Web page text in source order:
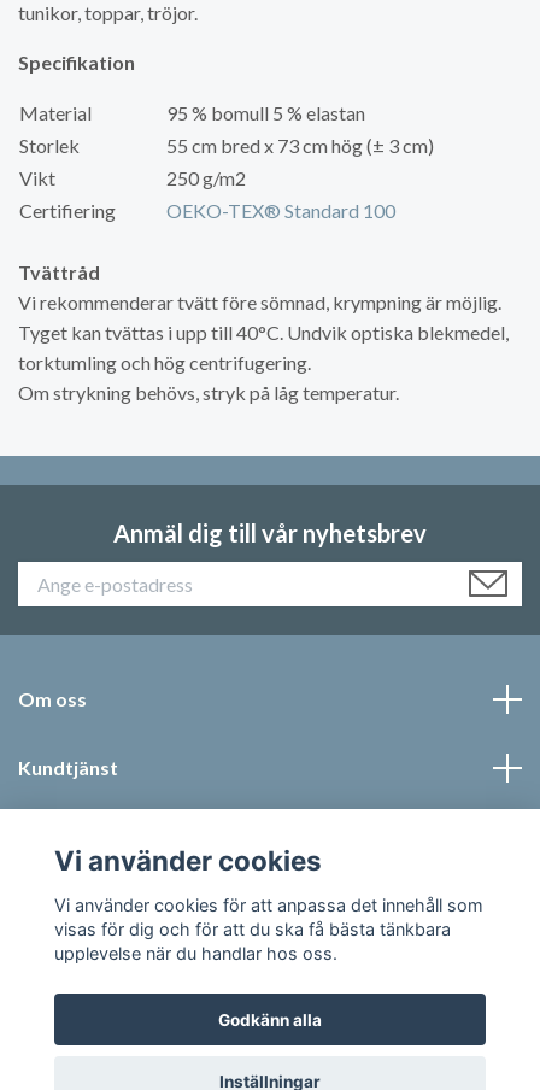
tunikor, toppar, tröjor.
Specifikation
Material
95 % bomull 5 % elastan
Storlek
55 cm bred x 73 cm hög (± 3 cm)
Vikt
250 g/m2
Certifiering
OEKO-TEX® Standard 100
Tvättråd
Vi rekommenderar tvätt före sömnad, krympning är möjlig.
Tyget kan tvättas i upp till 40°C. Undvik optiska blekmedel,
torktumling och hög centrifugering.
Om strykning behövs, stryk på låg temperatur.
Anmäl dig till vår nyhetsbrev
Om oss
Kundtjänst
Sociala medier
© 2026 Jonic Textil AB
Vi använder cookies
Vi använder cookies för att anpassa det innehåll som
visas för dig och för att du ska få bästa tänkbara
upplevelse när du handlar hos oss.
Godkänn alla
Inställningar